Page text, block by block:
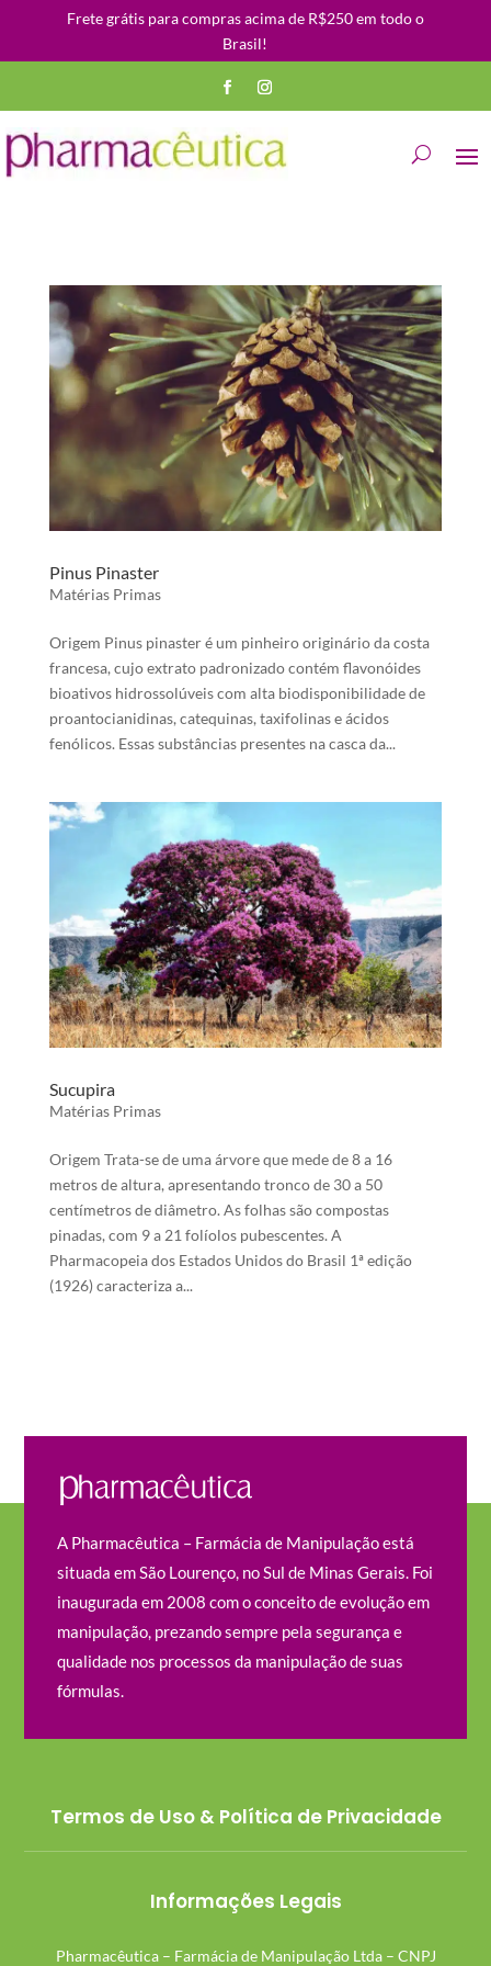
Frete grátis para compras acima de R$250 em todo o
Brasil!
Pinus Pinaster
Matérias Primas
Origem Pinus pinaster é um pinheiro originário da costa
francesa, cujo extrato padronizado contém flavonóides
bioativos hidrossolúveis com alta biodisponibilidade de
proantocianidinas, catequinas, taxifolinas e ácidos
fenólicos. Essas substâncias presentes na casca da...
Sucupira
Matérias Primas
Origem Trata-se de uma árvore que mede de 8 a 16
metros de altura, apresentando tronco de 30 a 50
centímetros de diâmetro. As folhas são compostas
pinadas, com 9 a 21 folíolos pubescentes. A
Pharmacopeia dos Estados Unidos do Brasil 1ª edição
(1926) caracteriza a...
A Pharmacêutica – Farmácia de Manipulação está
situada em São Lourenço, no Sul de Minas Gerais. Foi
inaugurada em 2008 com o conceito de evolução em
manipulação, prezando sempre pela segurança e
qualidade nos processos da manipulação de suas
fórmulas.
Termos de Uso & Política de Privacidade
Informações Legais
Pharmacêutica – Farmácia de Manipulação Ltda – CNPJ